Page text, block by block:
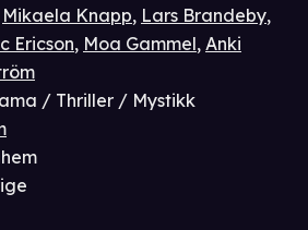
Mikaela Knapp, Lars Brandeby,
Ericson, Moa Gammel, Anki
/ Thriller / Mystikk